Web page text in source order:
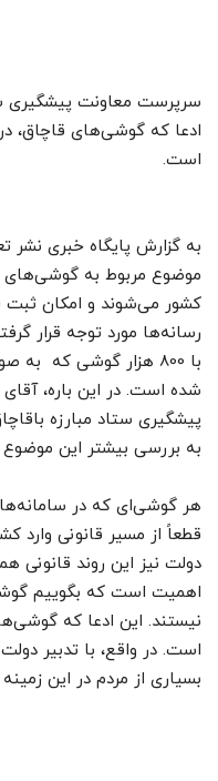
سرپرست معاونت پیشگیری
ادعا که گوشی‌های قاچاق،
است.
به گزارش پایگاه خبری نشر
موضوع مربوط به گوشی‌های
کشور می‌شوند و امکان ثبت
رسانه‌ها مورد توجه قرار
با 800 هزار گوشی‌ که
شده است. در این باره،
پیشگیری ستاد مبارزه
به بررسی بیشتر این
هر گوشی‌ای که در
قطعاً از مسیر قانونی
دولت نیز این روند قانونی
اهمیت است که بگوییم
نیستند. این ادعا که
است. در واقع، با تدبیر
بسیاری از مردم در این